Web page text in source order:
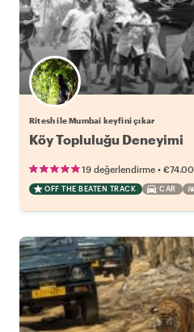
Ritesh ile Mumbai keyfini çıkar
Köy Topluluğu Deneyimi
19 değerlendirme • €74.00
OFF THE BEATEN TRACK CAR